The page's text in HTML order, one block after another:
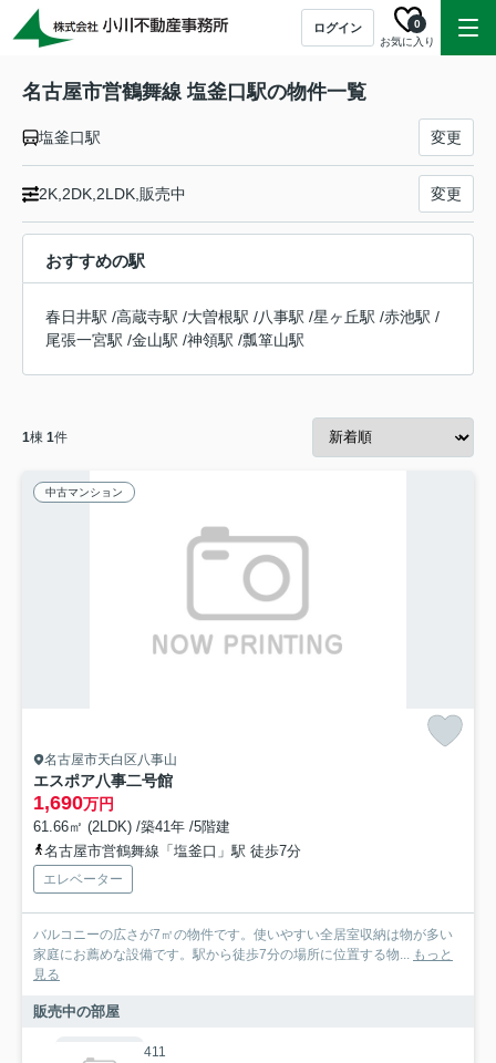
ログイン
お気に入り
0
名古屋市営鶴舞線 塩釜口駅の物件一覧
塩釜口駅 変更
2K,2DK,2LDK,販売中 変更
おすすめの駅
春日井駅 /高蔵寺駅 /大曽根駅 /八事駅 /星ヶ丘駅 /赤池駅 /
尾張一宮駅 /金山駅 /神領駅 /瓢箪山駅
1棟 1件
中古マンション
名古屋市天白区八事山
エスポア八事二号館
1,690万円
61.66㎡ (2LDK) /築41年 /5階建
名古屋市営鶴舞線「塩釜口」駅 徒歩7分
エレベーター
バルコニーの広さが7㎡の物件です。使いやすい全居室収納は物が多い
家庭にお薦めな設備です。駅から徒歩7分の場所に位置する物... もっと
見る
販売中の部屋
411